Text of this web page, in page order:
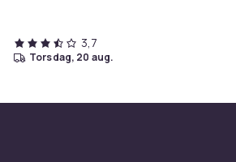
3,7
torsdag, 20 aug.